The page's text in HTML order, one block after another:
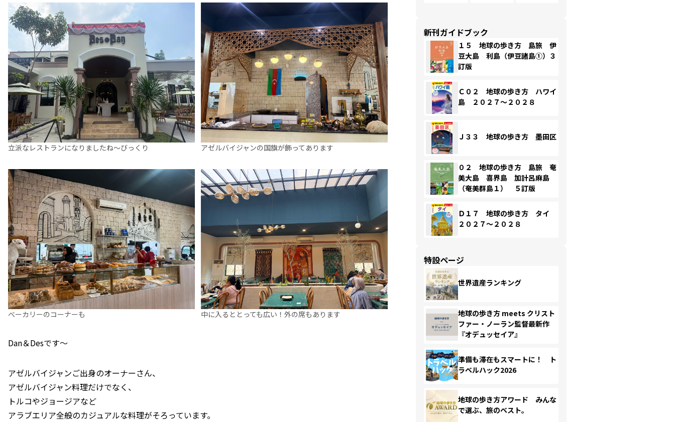
立派なレストランになりましたね～びっくり アゼルバイジャンの国旗が飾ってあります
べーカリーのコーナーも 中に入るととっても広い！外の席もあります
Dan＆Desです～
アゼルバイジャンご出身のオーナーさん、
アゼルバイジャン料理だけでなく、
トルコやジョージアなど
アラブエリア全般のカジュアルな料理がそろっています。
新刊ガイドブック
１５ 地球の歩き方 島旅 伊
豆大島 利島（伊豆諸島①）３
訂版
Ｃ０２ 地球の歩き方 ハワイ
島 ２０２７～２０２８
Ｊ３３ 地球の歩き方 墨田区
０２ 地球の歩き方 島旅 奄
美大島 喜界島 加計呂麻島
（奄美群島１） ５訂版
Ｄ１７ 地球の歩き方 タイ
２０２７～２０２８
特設ページ
世界遺産ランキング
地球の歩き方 meets クリスト
ファー・ノーラン監督最新作
『オデュッセイア』
準備も滞在もスマートに！ ト
ラベルハック2026
地球の歩き方アワード みんな
で選ぶ、旅のベスト。